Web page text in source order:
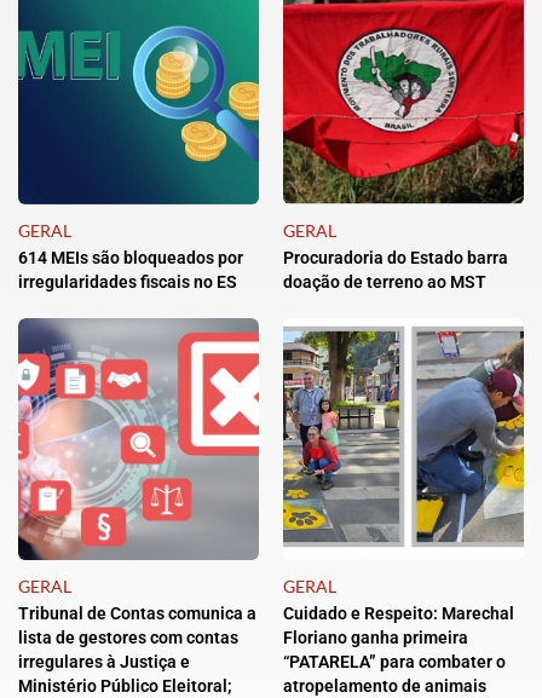
GERAL
614 MEIs são bloqueados por
irregularidades fiscais no ES
GERAL
Procuradoria do Estado barra
doação de terreno ao MST
GERAL
Tribunal de Contas comunica a
lista de gestores com contas
irregulares à Justiça e
Ministério Público Eleitoral;
GERAL
Cuidado e Respeito: Marechal
Floriano ganha primeira
“PATARELA” para combater o
atropelamento de animais